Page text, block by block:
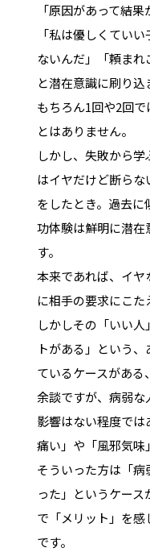
「原因があって結
「私は優しくてい
ないんだ」「頼まれ
と潜在意識に刷り込
もちろん1回や2回
とはありません。
しかし、失敗から
はイヤだけど断ら
をしたとき。過去に
功体験は鮮明に潜在
す。
本来であれば、イヤ
に相手の要求にこた
しかしその「いい
トがある」という
ているケースがある
余談ですが、病弱な
影響はない程度で
痛い」や「風邪気味
そういった方は「
った」というケー
で「メリット」を
です。